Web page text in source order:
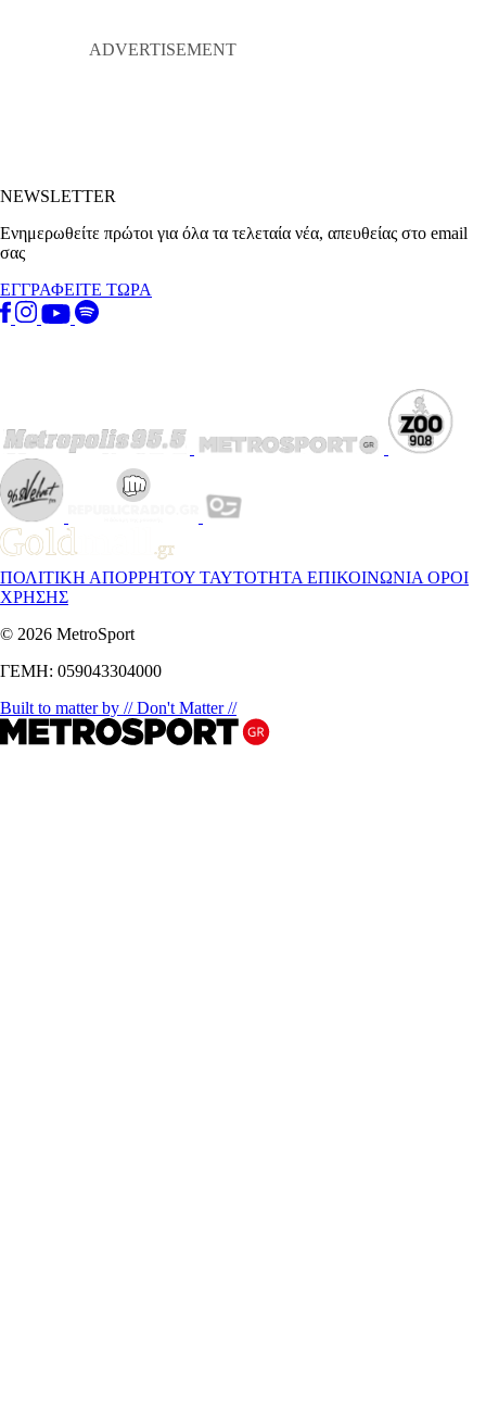
NEWSLETTER
Ενημερωθείτε πρώτοι για όλα τα τελεταία νέα, απευθείας στο email
σας
ΕΓΓΡΑΦΕΙΤΕ ΤΩΡΑ
ΠΟΛΙΤΙΚΗ ΑΠΟΡΡΗΤΟΥ ΤΑΥΤΟΤΗΤΑ ΕΠΙΚΟΙΝΩΝΙΑ ΟΡΟΙ
ΧΡΗΣΗΣ
© 2026 MetroSport
ΓΕΜΗ: 059043304000
Built to matter by // Don't Matter //